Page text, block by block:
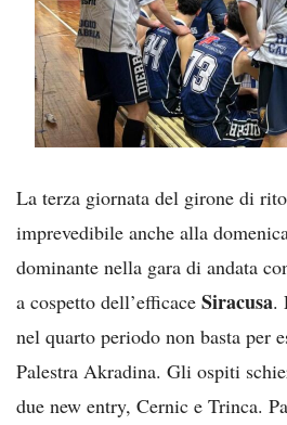
La terza giornata del girone di
imprevedibile anche alla
dominante nella gara di andata
a cospetto dell’efficace Siracusa.
nel quarto periodo non basta per
Palestra Akradina. Gli ospiti
due new entry, Cernic e Trinca.